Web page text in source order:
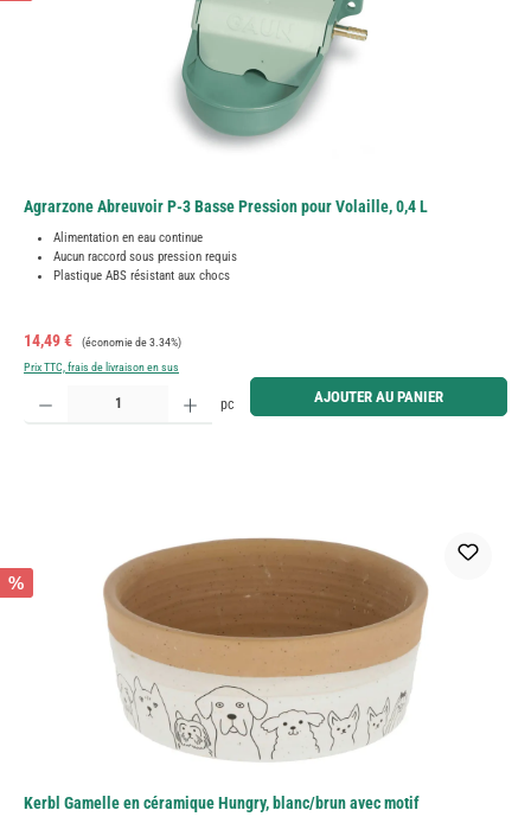
Agrarzone Abreuvoir P-3 Basse Pression pour Volaille, 0,4 L
Alimentation en eau continue
Aucun raccord sous pression requis
Plastique ABS résistant aux chocs
Prix de vente :
14,49 € Prix régulier :
(économie de 3.34%)
Prix TTC, frais de livraison en sus
Quantité de produit : Entrez la quantité souhaitée ou utilisez les boutons pour augmenter ou
pc AJOUTER AU PANIER
%
Kerbl Gamelle en céramique Hungry, blanc/brun avec motif